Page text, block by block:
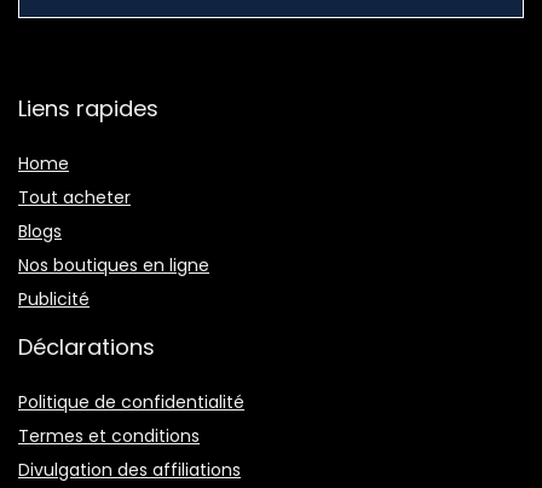
Liens rapides
Home
Tout acheter
Blogs
Nos boutiques en ligne
Publicité
Déclarations
Politique de confidentialité
Termes et conditions
Divulgation des affiliations